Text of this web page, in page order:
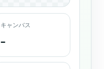
キャンバス
–